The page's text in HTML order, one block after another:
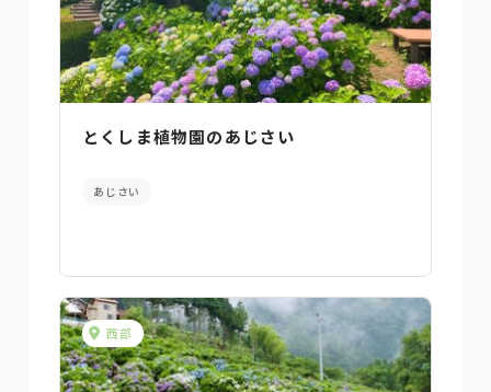
とくしま植物園のあじさい
あじさい
西部